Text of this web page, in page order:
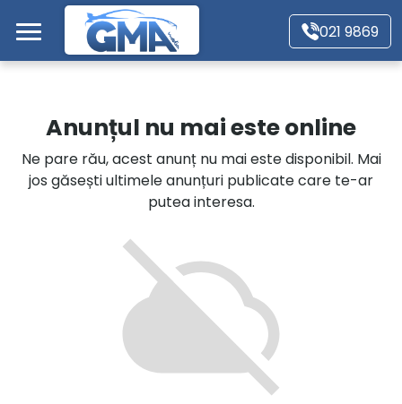
Mergi direct la conținutul principal
021 9869
Autoturisme
Motociclete
Autoutilitare
Alte tipuri vehicule
Anunțul nu mai este online
Ne pare rău, acest anunț nu mai este disponibil. Mai
jos găsești ultimele anunțuri publicate care te-ar
putea interesa.